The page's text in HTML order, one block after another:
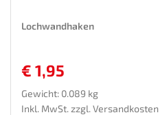
Lochwandhaken
€ 1,95
Gewicht: 0.089 kg
Inkl. MwSt. zzgl. Versandkosten